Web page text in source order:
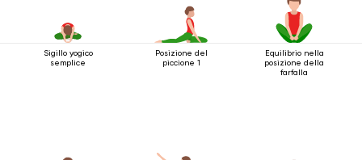
Sigillo yogico
semplice
Posizione del
piccione 1
Equilibrio nella
posizione della
farfalla